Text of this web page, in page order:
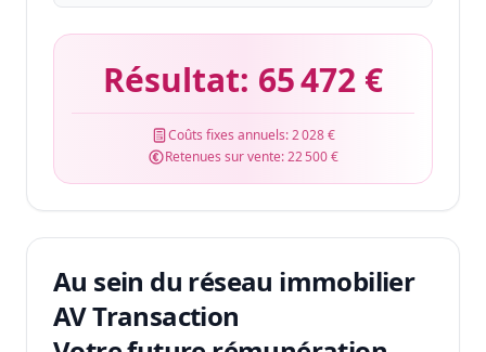
Résultat: 65 472 €
Coûts fixes annuels:2 028 €
Retenues sur vente:22 500 €
Au sein du réseau immobilier
AV Transaction